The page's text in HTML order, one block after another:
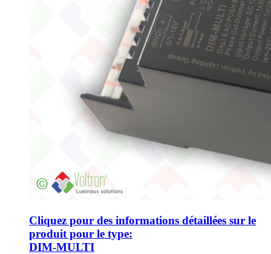
Cliquez pour des informations détaillées sur le
produit pour le type:
DIM-MULTI